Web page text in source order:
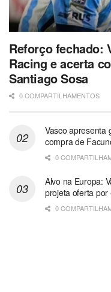
Reforço fechado:
Racing e acerta
Santiago Sosa
0 COMPARTILHAMENTOS
Vasco apresenta
compra de
0
Alvo na Europa:
projeta oferta por
0